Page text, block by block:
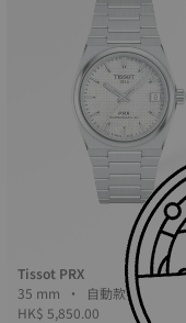
Tissot PRX
35 mm • 自動款
HK$ 5,850.00